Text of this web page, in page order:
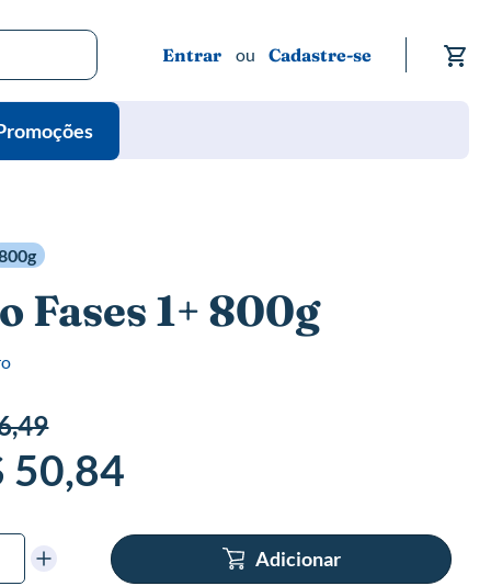
Entrar Cadastre-se
Fases 1+ 800g
50,84
Adicionar